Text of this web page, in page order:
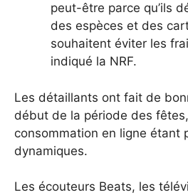
peut-être parce qu’ils
des espèces et des
souhaitent éviter les
indiqué la NRF.
Les détaillants ont fait de
début de la période des
consommation en ligne étant
dynamiques.
Les écouteurs Beats, les